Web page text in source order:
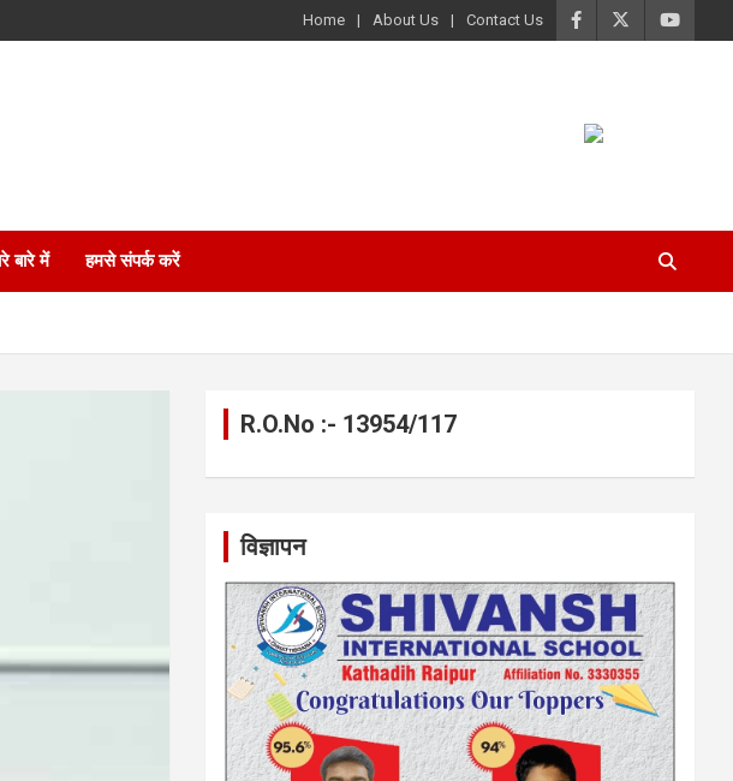
Home About Us Contact Us
बारे में हमसे संपर्क करें
R.O.No :- 13954/117
विज्ञापन